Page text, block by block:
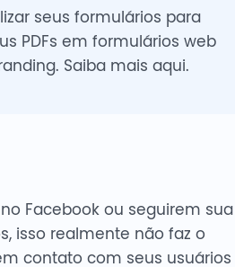
seus formulários para
PDFs em formulários web
Saiba mais aqui.
Facebook ou seguirem sua
isso realmente não faz o
contato com seus usuários